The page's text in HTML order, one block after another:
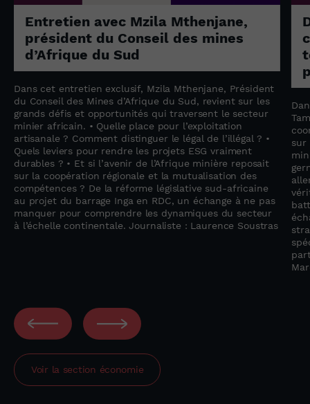
Entretien avec Mzila Mthenjane,
président du Conseil des mines
d’Afrique du Sud
Dans cet entretien exclusif, Mzila Mthenjane, Président
du Conseil des Mines d’Afrique du Sud, revient sur les
grands défis et opportunités qui traversent le secteur
minier africain. • Quelle place pour l’exploitation
artisanale ? Comment distinguer le légal de l’illégal ? •
Quels leviers pour rendre les projets ESG vraiment
durables ? • Et si l’avenir de l’Afrique minière reposait
sur la coopération régionale et la mutualisation des
compétences ? De la réforme législative sud-africaine
au projet du barrage Inga en RDC, un échange à ne pas
manquer pour comprendre les dynamiques du secteur
à l’échelle continentale. Journaliste : Laurence Soustras
sur
Voir la section économie